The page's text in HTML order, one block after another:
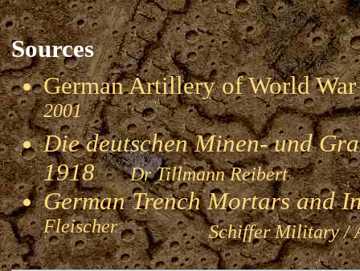
Sources
German Artillery of World
2001
Die deutschen Minen- und
1918Dr Tillmann Reibert
German Trench Mortars and
FleischerSchiffer Military /